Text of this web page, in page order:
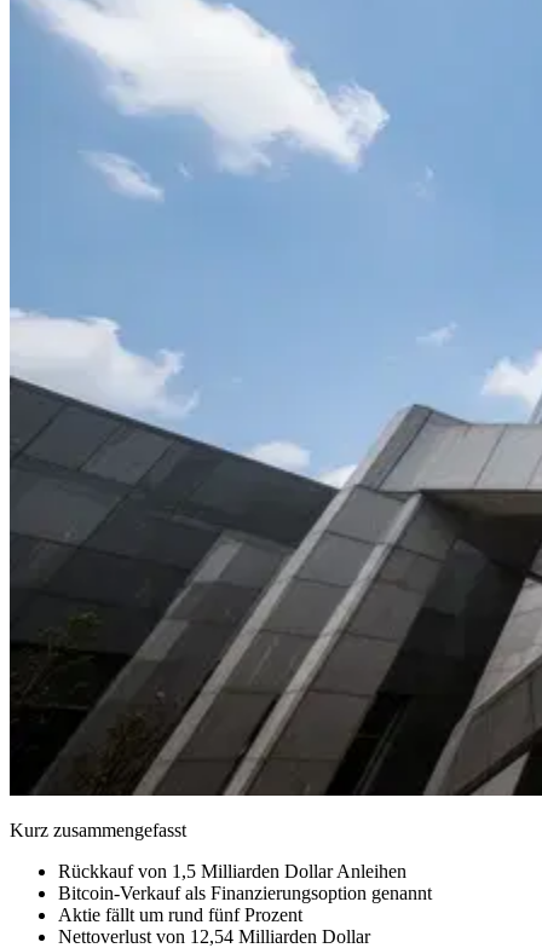
Kurz zusammengefasst
Rückkauf von 1,5 Milliarden Dollar Anleihen
Bitcoin-Verkauf als Finanzierungsoption genannt
Aktie fällt um rund fünf Prozent
Nettoverlust von 12,54 Milliarden Dollar